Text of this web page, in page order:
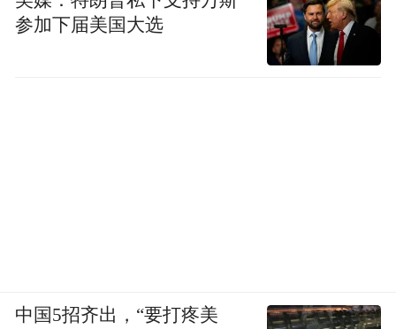
参加下届美国大选
中国5招齐出，“要打疼美